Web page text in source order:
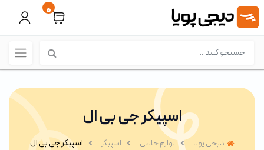
0
اسپیکر جی بی ال
دیجی پویا لوازم جانبی اسپیکر اسپیکر جی بی ال